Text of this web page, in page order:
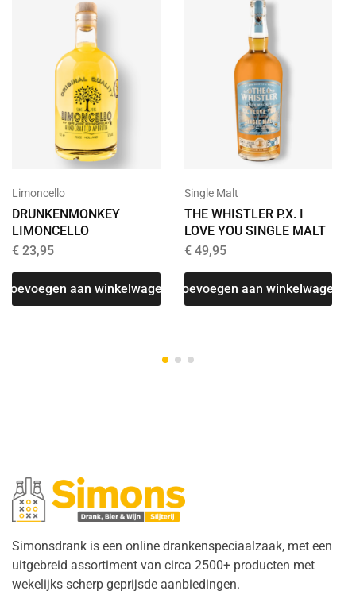
Limoncello
DRUNKENMONKEY
LIMONCELLO
€ 23,95
Toevoegen aan winkelwagen
Single Malt
THE WHISTLER P.X. I
LOVE YOU SINGLE MALT
€49,95
Toevoegen aan winkelwagen
Simonsdrank is een online drankenspeciaalzaak, met een
uitgebreid assortiment van circa 2500+ producten met
wekelijks scherp geprijsde aanbiedingen.